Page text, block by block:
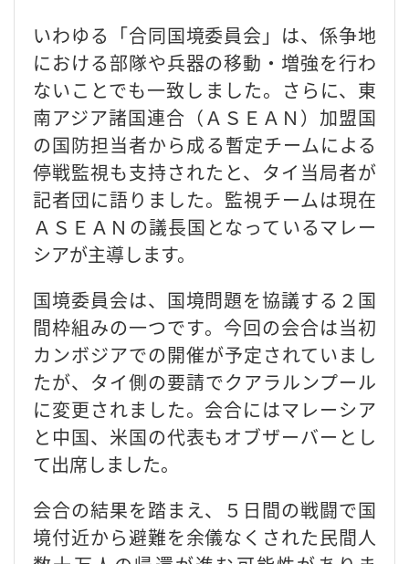
いわゆる「合同国境委員会」は、係争地
における部隊や兵器の移動・増強を行わ
ないことでも一致しました。さらに、東
南アジア諸国連合（ＡＳＥＡＮ）加盟国
の国防担当者から成る暫定チームによる
停戦監視も支持されたと、タイ当局者が
記者団に語りました。監視チームは現在
ＡＳＥＡＮの議長国となっているマレー
シアが主導します。
国境委員会は、国境問題を協議する２国
間枠組みの一つです。今回の会合は当初
カンボジアでの開催が予定されていまし
たが、タイ側の要請でクアラルンプール
に変更されました。会合にはマレーシア
と中国、米国の代表もオブザーバーとし
て出席しました。
会合の結果を踏まえ、５日間の戦闘で国
境付近から避難を余儀なくされた民間人